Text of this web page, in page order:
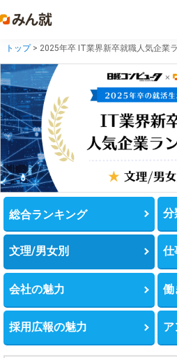
トップ> 2025年卒 IT業界新卒就職人気企業
総合ランキング 分
文理/男女別 仕
会社の魅力 働
採用広報の魅力 ア